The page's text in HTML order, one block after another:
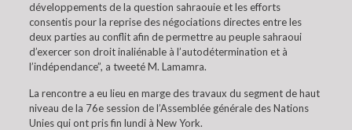
développements de la question sahraouie et les efforts
consentis pour la reprise des négociations directes entre les
deux parties au conflit afin de permettre au peuple sahraoui
d’exercer son droit inaliénable à l’autodétermination et à
l’indépendance”, a tweeté M. Lamamra.
La rencontre a eu lieu en marge des travaux du segment de haut
niveau de la 76e session de l’Assemblée générale des Nations
Unies qui ont pris fin lundi à New York.